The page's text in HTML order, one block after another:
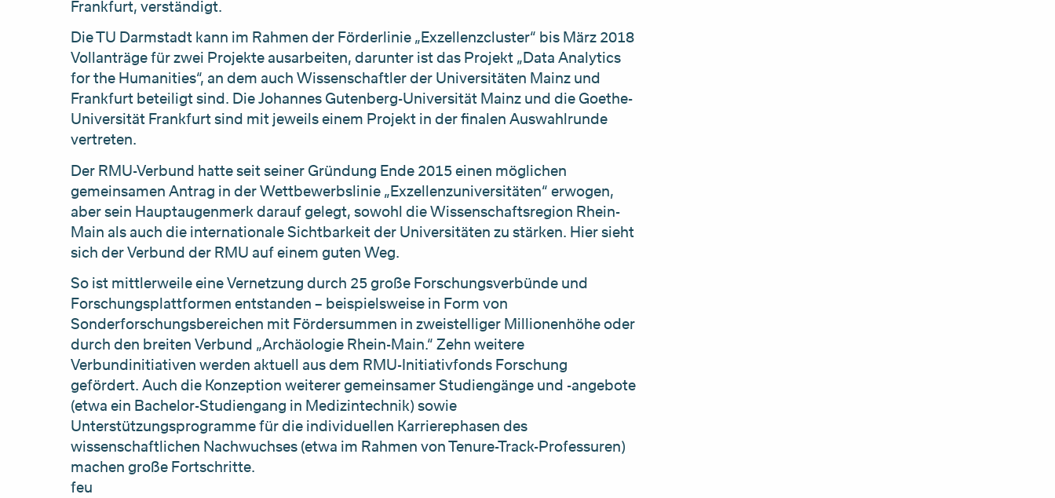
Frankfurt, verständigt.
Die TU Darmstadt kann im Rahmen der Förderlinie „Exzellenzcluster“ bis März 2018
Vollanträge für zwei Projekte ausarbeiten, darunter ist das Projekt „Data Analytics
for the Humanities“, an dem auch Wissenschaftler der Universitäten Mainz und
Frankfurt beteiligt sind. Die Johannes Gutenberg-Universität Mainz und die Goethe-
Universität Frankfurt sind mit jeweils einem Projekt in der finalen Auswahlrunde
vertreten.
Der RMU-Verbund hatte seit seiner Gründung Ende 2015 einen möglichen
gemeinsamen Antrag in der Wettbewerbslinie „Exzellenzuniversitäten“ erwogen,
aber sein Hauptaugenmerk darauf gelegt, sowohl die Wissenschaftsregion Rhein-
Main als auch die internationale Sichtbarkeit der Universitäten zu stärken. Hier sieht
sich der Verbund der RMU auf einem guten Weg.
So ist mittlerweile eine Vernetzung durch 25 große Forschungsverbünde und
Forschungsplattformen entstanden – beispielsweise in Form von
Sonderforschungsbereichen mit Fördersummen in zweistelliger Millionenhöhe oder
durch den breiten Verbund „Archäologie Rhein-Main.“ Zehn weitere
Verbundinitiativen werden aktuell aus dem RMU-Initiativfonds Forschung
gefördert. Auch die Konzeption weiterer gemeinsamer Studiengänge und -angebote
(etwa ein Bachelor-Studiengang in Medizintechnik) sowie
Unterstützungsprogramme für die individuellen Karrierephasen des
wissenschaftlichen Nachwuchses (etwa im Rahmen von Tenure-Track-Professuren)
machen große Fortschritte.
feu